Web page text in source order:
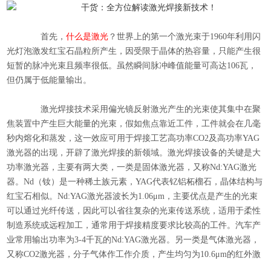
首先，什么是激光 ？世界上的第一个激光束于1960年利用闪
光灯泡激发红宝石晶粒所产生，因受限于晶体的热容量，只能产生很
短暂的脉冲光束且频率很低。虽然瞬间脉冲峰值能量可高达106瓦，
但仍属于低能量输出。
激光焊接技术采用偏光镜反射激光产生的光束使其集中在聚
焦装置中产生巨大能量的光束，假如焦点靠近工件，工件就会在几毫
秒内熔化和蒸发，这一效应可用于焊接工艺高功率CO2及高功率YAG
激光器的出现，开辟了激光焊接的新领域。激光焊接设备的关键是大
功率激光器，主要有两大类，一类是固体激光器，又称Nd:YAG激光
器。Nd（钕）是一种稀土族元素，YAG代表钇铝柘榴石，晶体结构与
红宝石相似。Nd:YAG激光器波长为1.06μm，主要优点是产生的光束
可以通过光纤传送，因此可以省往复杂的光束传送系统，适用于柔性
制造系统或远程加工，通常用于焊接精度要求比较高的工件。汽车产
业常用输出功率为3-4千瓦的Nd:YAG激光器。另一类是气体激光器，
又称CO2激光器，分子气体作工作介质，产生均匀为10.6μm的红外激